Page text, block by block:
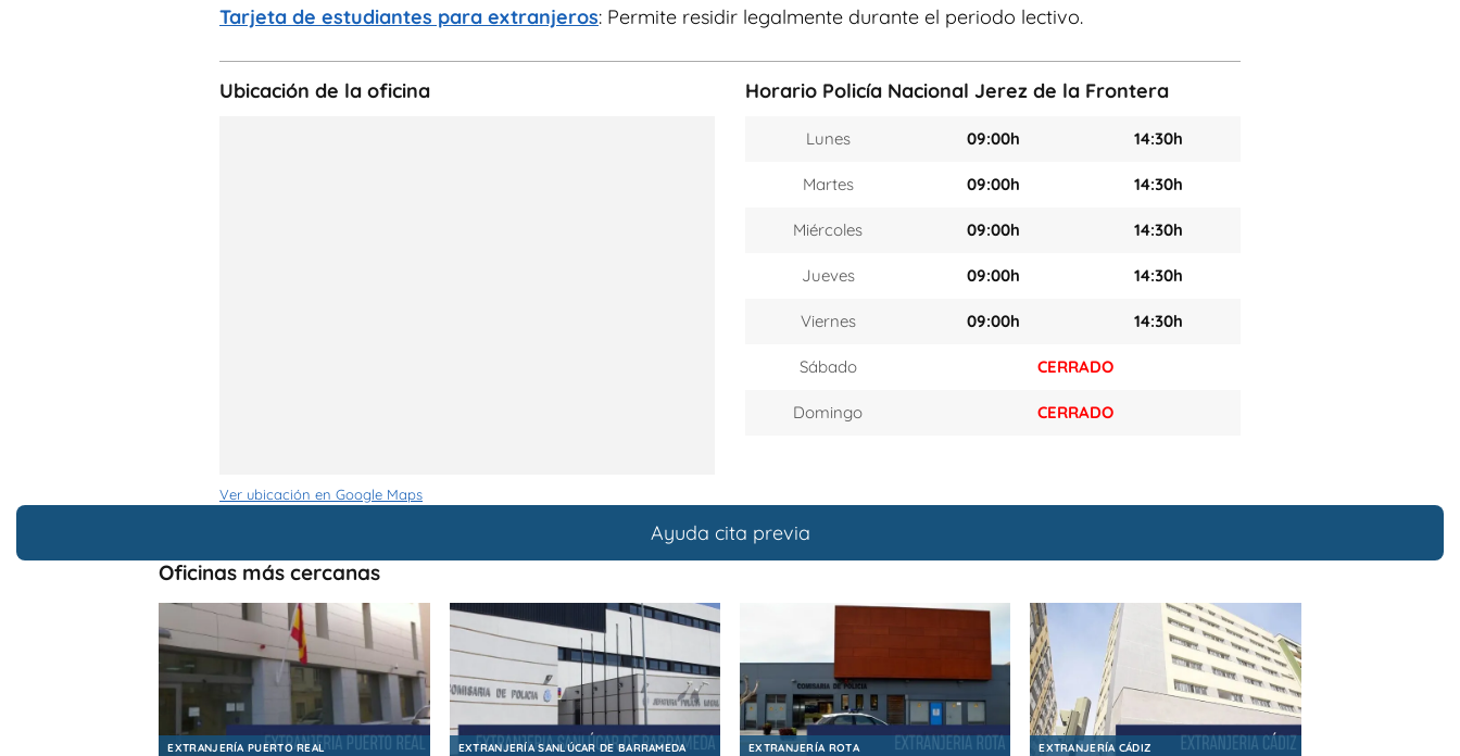
Tarjeta de estudiantes para extranjeros: Permite residir legalmente durante el periodo lectivo.
Ubicación de la oficina
Ver ubicación en Google Maps
Horario Policía Nacional Jerez de la Frontera
Lunes 09:00h 14:30h
Martes 09:00h 14:30h
Miércoles 09:00h 14:30h
Jueves 09:00h 14:30h
Viernes 09:00h 14:30h
Sábado CERRADO
Domingo CERRADO
Ayuda cita previa
Oficinas más cercanas
EXTRANJERÍA PUERTO REAL EXTRANJERÍA SANLÚCAR DE BARRAMEDA EXTRANJERÍA ROTA EXTRANJERÍA CÁDIZ